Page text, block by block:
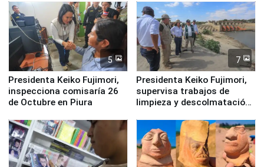
Derecho Colectivo"
5
Presidenta Keiko Fujimori,
inspecciona comisaría 26
de Octubre en Piura
7
Presidenta Keiko Fujimori,
supervisa trabajos de
limpieza y descolmatación